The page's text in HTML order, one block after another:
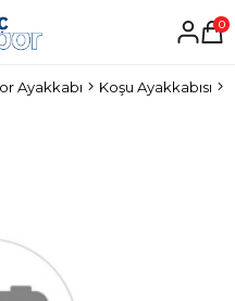
0
Ayakkabı Koşu Ayakkabısı